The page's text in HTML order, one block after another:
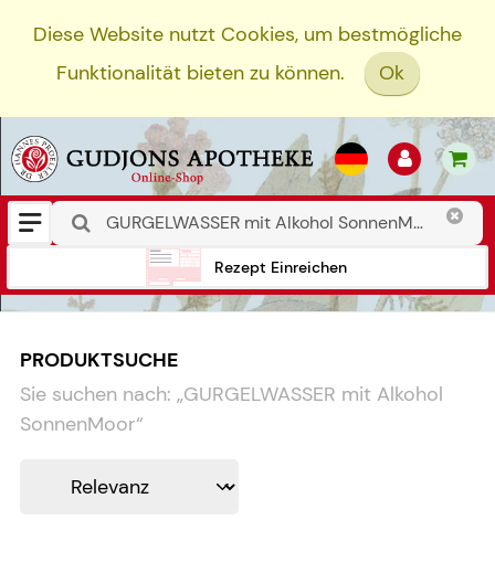
Diese Website nutzt Cookies, um bestmögliche
Funktionalität bieten zu können.
Ok
Rezept Einreichen
PRODUKTSUCHE
Sie suchen nach: „GURGELWASSER mit Alkohol
SonnenMoor“